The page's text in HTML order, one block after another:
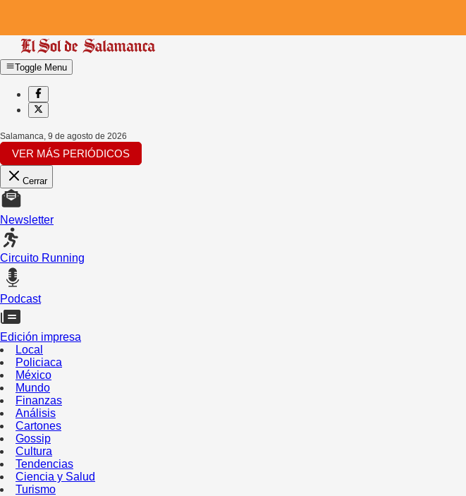
Toggle Menu
Salamanca, 9 de agosto de 2026
VER MÁS PERIÓDICOS
Cerrar
Newsletter
Circuito Running
Podcast
Edición impresa
Local
Policiaca
México
Mundo
Finanzas
Análisis
Cartones
Gossip
Cultura
Tendencias
Ciencia y Salud
Turismo